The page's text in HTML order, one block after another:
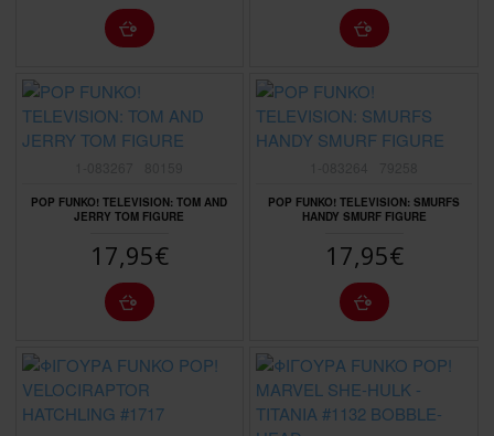
POP FUNKO! TELEVISION: TOM AND
JERRY TOM FIGURE
17,95€
POP FUNKO! TELEVISION: SMURFS
HANDY SMURF FIGURE
17,95€